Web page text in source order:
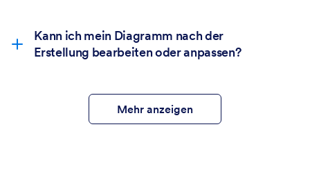
Kann ich mein Diagramm nach der
Erstellung bearbeiten oder anpassen?
Mehr anzeigen